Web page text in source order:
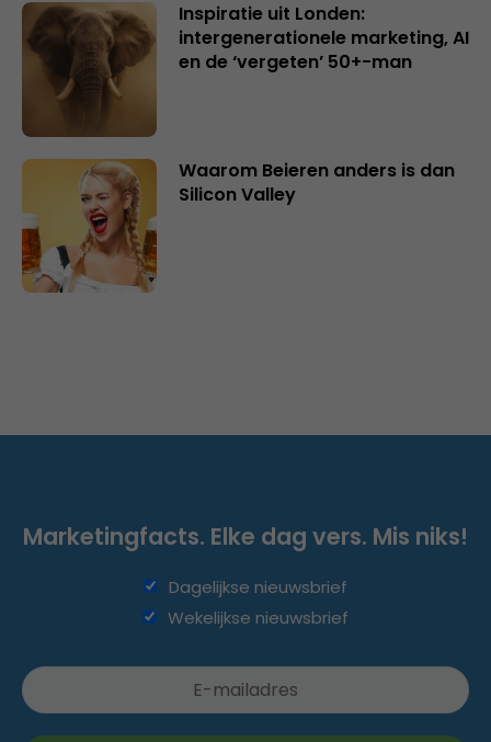
Inspiratie uit Londen:
intergenerationele marketing, AI
en de ‘vergeten’ 50+-man
Waarom Beieren anders is dan
Silicon Valley
Marketingfacts. Elke dag vers. Mis niks!
Dagelijkse nieuwsbrief
Wekelijkse nieuwsbrief